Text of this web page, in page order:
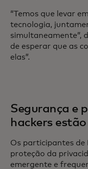
“Temos que levar
tecnologia,
simultaneamente”,
de esperar que as
elas”.
Segurança e
hackers
Os participantes de
proteção da
emergente e